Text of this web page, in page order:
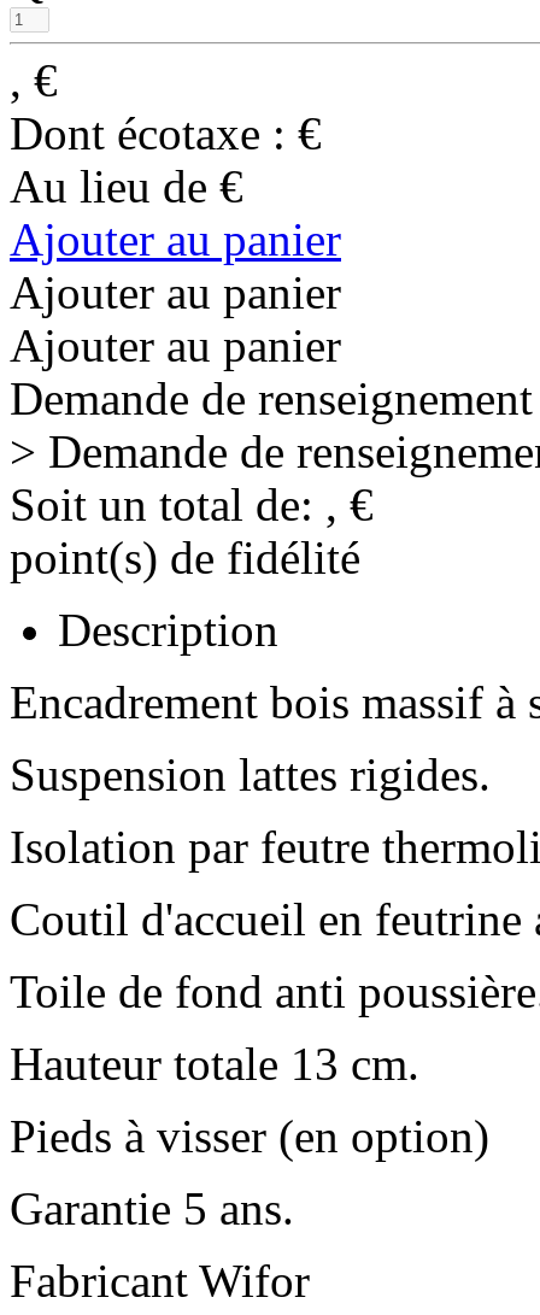
, €
Dont écotaxe : €
Au lieu de €
Ajouter au panier
Ajouter au panier
Ajouter au panier
Demande de renseignement
> Demande de
Soit un total de: , €
point(s) de fidélité
Description
Encadrement bois massif à
Suspension lattes rigides.
Isolation par feutre
Coutil d'accueil en feutrine
Toile de fond anti
Hauteur totale 13 cm.
Pieds à visser (en option)
Garantie 5 ans.
Fabricant Wifor